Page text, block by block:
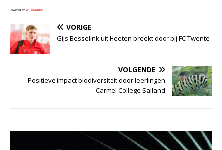
Powered by WPeMatico
VORIGE
Gijs Besselink uit Heeten breekt door bij FC Twente
VOLGENDE
Positieve impact biodiversiteit door leerlingen
Carmel College Salland